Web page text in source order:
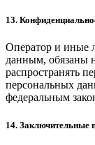
13.
Оператор и иные
данным, обязаны
распространять
персональных
федеральным
14. Заключительные